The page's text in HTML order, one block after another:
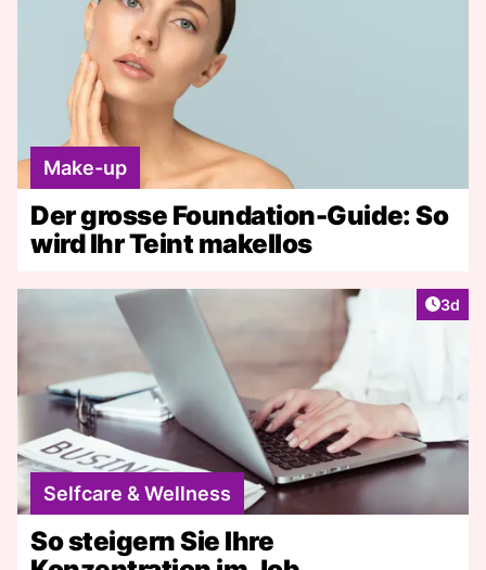
Make-up
Der grosse Foundation-Guide: So
wird Ihr Teint makellos
3d
Selfcare & Wellness
So steigern Sie Ihre